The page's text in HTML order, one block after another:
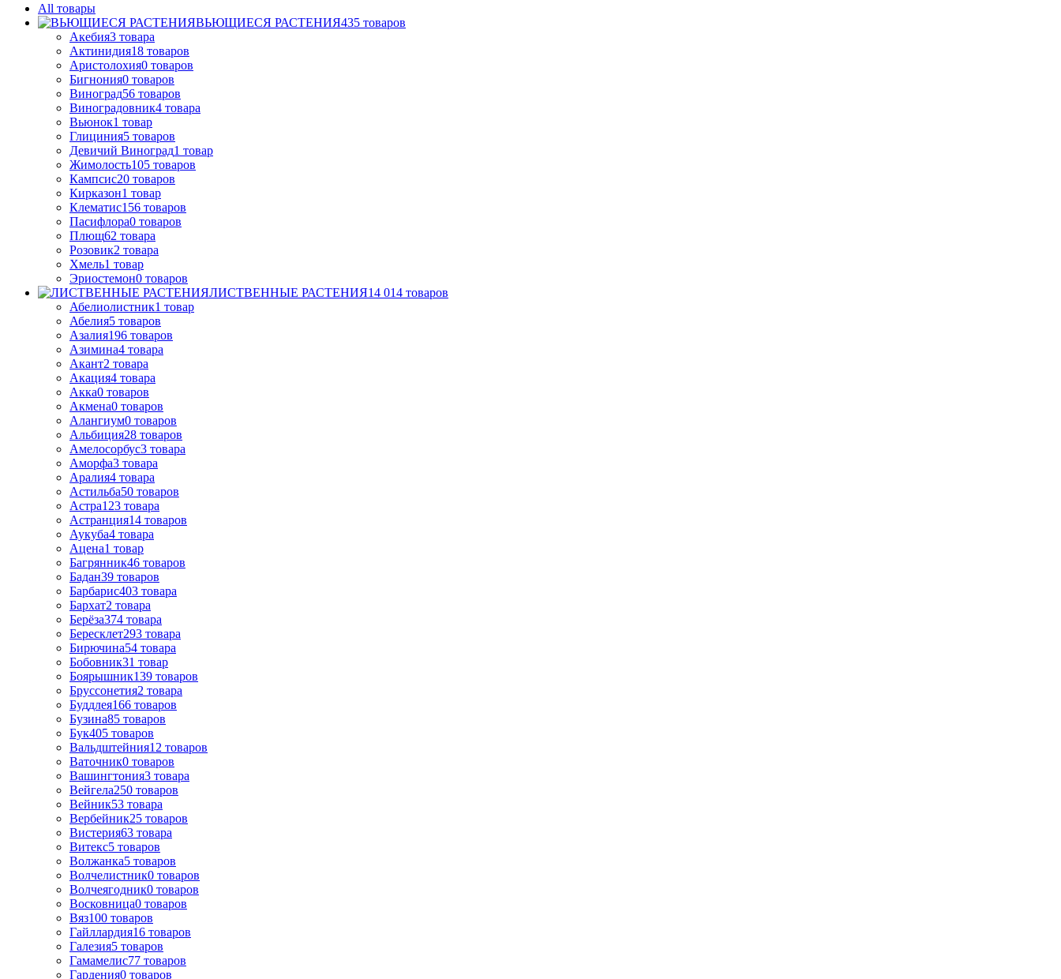
All товары
ВЬЮЩИЕСЯ РАСТЕНИЯ435 товаров
Акебия3 товара
Актинидия18 товаров
Аристолохия0 товаров
Бигнония0 товаров
Виноград56 товаров
Виноградовник4 товара
Вьюнок1 товар
Глициния5 товаров
Девичий Виноград1 товар
Жимолость105 товаров
Кампсис20 товаров
Кирказон1 товар
Клематис156 товаров
Пасифлора0 товаров
Плющ62 товара
Розовик2 товара
Хмель1 товар
Эриостемон0 товаров
ЛИСТВЕННЫЕ РАСТЕНИЯ14 014 товаров
Абелиолистник1 товар
Абелия5 товаров
Азалия196 товаров
Азимина4 товара
Акант2 товара
Акация4 товара
Акка0 товаров
Акмена0 товаров
Алангиум0 товаров
Альбиция28 товаров
Амелосорбус3 товара
Аморфа3 товара
Аралия4 товара
Астильба50 товаров
Астра123 товара
Астранция14 товаров
Аукуба4 товара
Ацена1 товар
Багрянник46 товаров
Бадан39 товаров
Барбарис403 товара
Бархат2 товара
Берёза374 товара
Бересклет293 товара
Бирючина54 товара
Бобовник31 товар
Боярышник139 товаров
Бруссонетия2 товара
Буддлея166 товаров
Бузина85 товаров
Бук405 товаров
Вальдштейния12 товаров
Ваточник0 товаров
Вашингтония3 товара
Вейгела250 товаров
Вейник53 товара
Вербейник25 товаров
Вистерия63 товара
Витекс5 товаров
Волжанка5 товаров
Волчелистник0 товаров
Волчеягодник0 товаров
Восковница0 товаров
Вяз100 товаров
Гайллардия16 товаров
Галезия5 товаров
Гамамелис77 товаров
Гардения0 товаров